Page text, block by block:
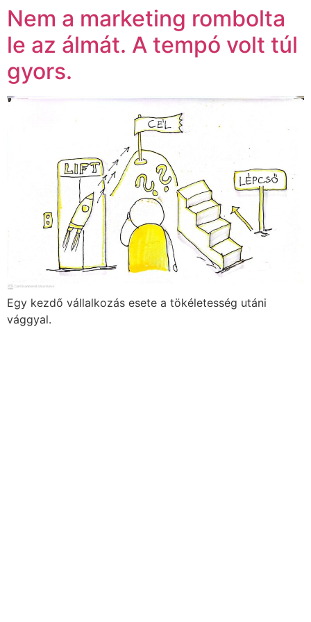
Nem a marketing rombolta
le az álmát. A tempó volt túl
gyors.
Egy kezdő vállalkozás esete a tökéletesség utáni
vággyal.